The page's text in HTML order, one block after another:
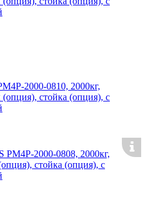
2000-0810, 2000кг,
(опция), стойка (опция), с